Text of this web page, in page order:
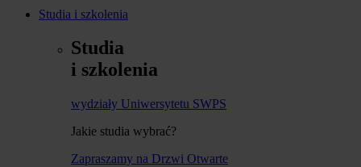
Studia i szkolenia
Studia
i szkolenia
wydziały Uniwersytetu SWPS
Jakie studia wybrać?
Zapraszamy na Drzwi Otwarte